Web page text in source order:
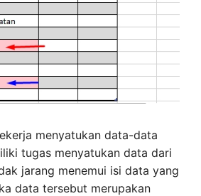
menyatukan data-data
tugas menyatukan data dari
jarang menemui isi data yang
data tersebut merupakan